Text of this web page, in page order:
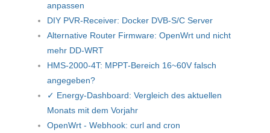
anpassen
DIY PVR-Receiver: Docker DVB-S/C Server
Alternative Router Firmware: OpenWrt und nicht
mehr DD-WRT
HMS-2000-4T: MPPT-Bereich 16~60V falsch
angegeben?
✓ Energy-Dashboard: Vergleich des aktuellen
Monats mit dem Vorjahr
OpenWrt - Webhook: curl and cron